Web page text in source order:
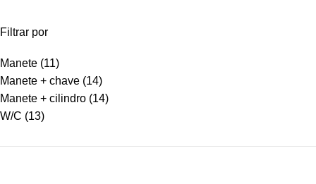
Filtrar por
Manete (11)
Manete + chave (14)
Manete + cilindro (14)
W/C (13)